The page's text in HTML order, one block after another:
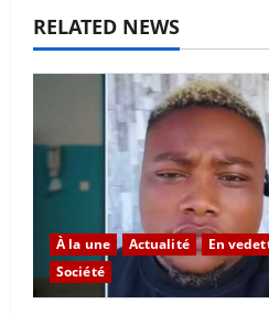
RELATED NEWS
À la une Actualité En
Société